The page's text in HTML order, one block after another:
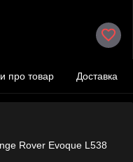
про товар Доставка
Rover Evoque L538